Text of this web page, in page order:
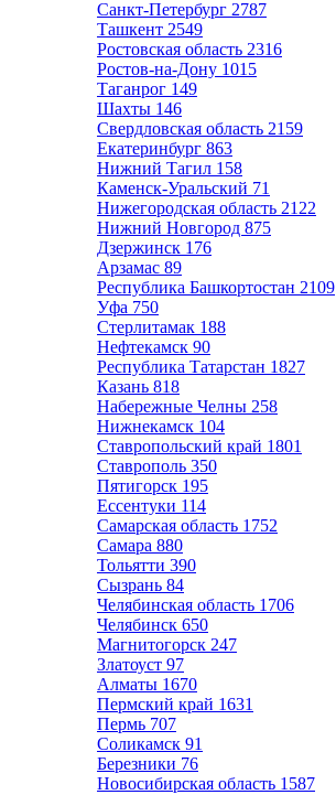
Санкт-Петербург 2787
Ташкент 2549
Ростовская область 2316
Ростов-на-Дону 1015
Таганрог 149
Шахты 146
Свердловская область 2159
Екатеринбург 863
Нижний Тагил 158
Каменск-Уральский 71
Нижегородская область 2122
Нижний Новгород 875
Дзержинск 176
Арзамас 89
Республика Башкортостан 2109
Уфа 750
Стерлитамак 188
Нефтекамск 90
Республика Татарстан 1827
Казань 818
Набережные Челны 258
Нижнекамск 104
Ставропольский край 1801
Ставрополь 350
Пятигорск 195
Ессентуки 114
Самарская область 1752
Самара 880
Тольятти 390
Сызрань 84
Челябинская область 1706
Челябинск 650
Магнитогорск 247
Златоуст 97
Алматы 1670
Пермский край 1631
Пермь 707
Соликамск 91
Березники 76
Новосибирская область 1587